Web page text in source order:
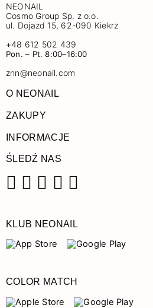
NEONAIL
Cosmo Group Sp. z o.o.
ul. Dojazd 15, 62-090 Kiekrz
+48 612 502 439
Pon. – Pt. 8:00–16:00
znn@neonail.com
O NEONAIL
ZAKUPY
INFORMACJE
ŚLEDŹ NAS
KLUB NEONAIL
COLOR MATCH